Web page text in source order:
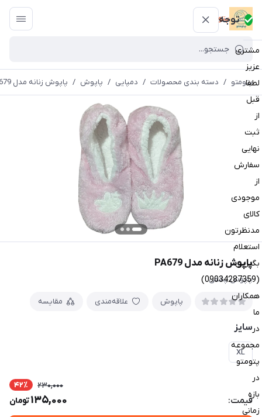
توجه
مشتری
عزیز
لطفا
قبل
از
ثبت
نهایی
سفارش
از
موجودی
کالای
مدنظرتون
استعلام
بگیرین
(09034287359)
همکاران
ما
در
مجموعه
پتومتو
در
بازه
زمانی
پتومتو
پتومتو / دسته بندی محصولات / دمپایی / پاپوش / پاپوش زنانه مدل PA679
پاپوش زنانه مدل PA679
پاپوش پشمی
پاپوش علاقه‌مندی مقایسه
سایز
XL
قیمت:
230,000 42٪
135,000تومان